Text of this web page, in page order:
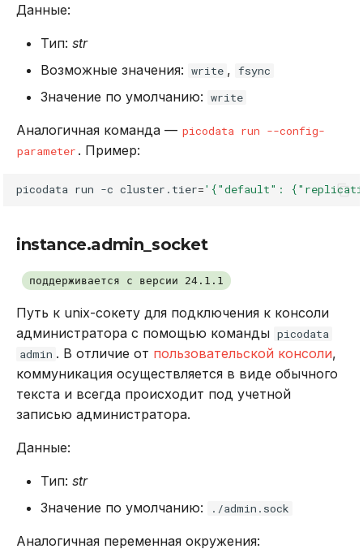
Данные:
Тип: str
Возможные значения: write , fsync
Значение по умолчанию: write
Аналогичная команда — picodata run --config-
parameter . Пример:
picodata run -c cluster.tier='{"default":
instance.admin_socket
поддерживается с версии 24.1.1
Путь к unix-сокету для подключения к консоли
администратора с помощью команды picodata
admin . В отличие от пользовательской консоли,
коммуникация осуществляется в виде обычного
текста и всегда происходит под учетной
записью администратора.
Данные:
Тип: str
Значение по умолчанию:
./admin.sock
Аналогичная переменная окружения: